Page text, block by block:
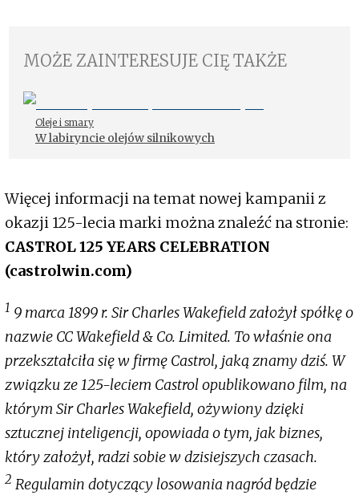
MOŻE ZAINTERESUJE CIĘ TAKŻE
Oleje i smary
W labiryncie olejów silnikowych
Więcej informacji na temat nowej kampanii z
okazji 125-lecia marki można znaleźć na stronie:
CASTROL 125 YEARS CELEBRATION
(castrolwin.com)
1 9 marca 1899 r. Sir Charles Wakefield założył spółkę o
nazwie CC Wakefield & Co. Limited. To właśnie ona
przekształciła się w firmę Castrol, jaką znamy dziś. W
związku ze 125-leciem Castrol opublikowano film, na
którym Sir Charles Wakefield, ożywiony dzięki
sztucznej inteligencji, opowiada o tym, jak biznes,
który założył, radzi sobie w dzisiejszych czasach.
2 Regulamin dotyczący losowania nagród będzie